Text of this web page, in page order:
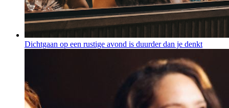
Dichtgaan op een rustige avond is duurder dan je denkt